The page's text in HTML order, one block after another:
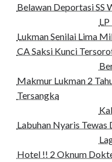
Belawan Deportasi SS
Lukman Senilai Lima
CA Saksi Kunci
Makmur Lukman 2
Tersangka
Labuhan Nyaris Tewas
Hotel !! 2 Oknum